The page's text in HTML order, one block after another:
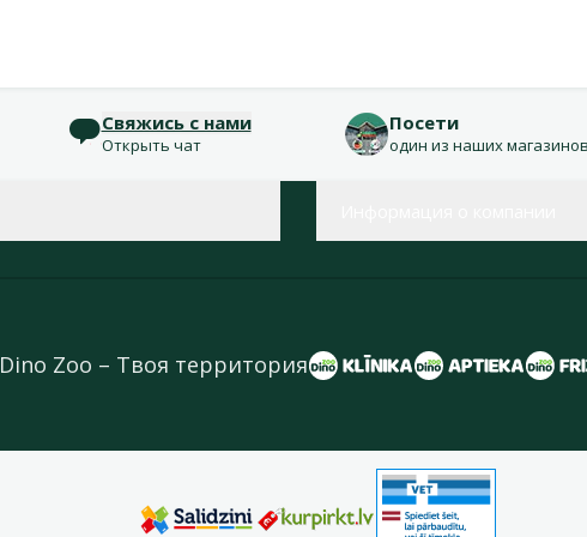
Свяжись с нами
Открыть чат
Посети
один из наших
Dino Zoo – Твоя территория